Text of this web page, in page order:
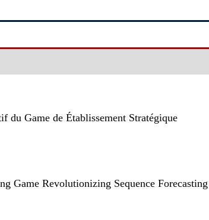
du Game de Établissement Stratégique
Game Revolutionizing Sequence Forecasting